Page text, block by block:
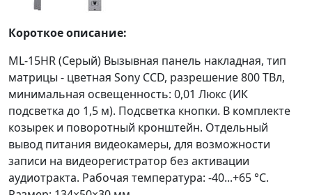
Короткое описание:
ML-15HR (Серый) Вызывная панель накладная, тип
матрицы - цветная Sony CCD, разрешение 800 ТВл,
минимальная освещенность: 0,01 Люкс (ИК
подсветка до 1,5 м). Подсветка кнопки. В комплекте
козырек и поворотный кронштейн. Отдельный
вывод питания видеокамеры, для возможности
записи на видеорегистратор без активации
аудиотракта. Рабочая температура: -40...+65 °С.